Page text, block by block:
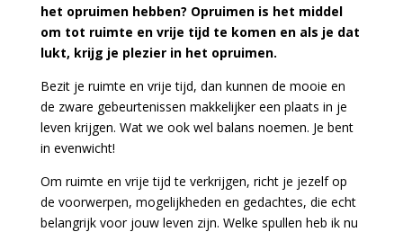
het opruimen hebben? Opruimen is het middel
om tot ruimte en vrije tijd te komen en als je dat
lukt, krijg je plezier in het opruimen.
Bezit je ruimte en vrije tijd, dan kunnen de mooie en
de zware gebeurtenissen makkelijker een plaats in je
leven krijgen. Wat we ook wel balans noemen. Je bent
in evenwicht!
Om ruimte en vrije tijd te verkrijgen, richt je jezelf op
de voorwerpen, mogelijkheden en gedachtes, die echt
belangrijk voor jouw leven zijn. Welke spullen heb ik nu